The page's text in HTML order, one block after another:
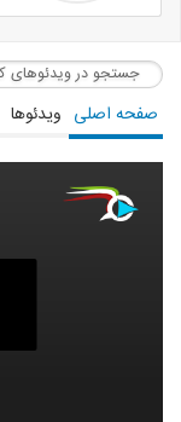
صفحه اصلی ویدئوها